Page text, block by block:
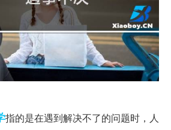
指的是在遇到解决不了的问题时，人